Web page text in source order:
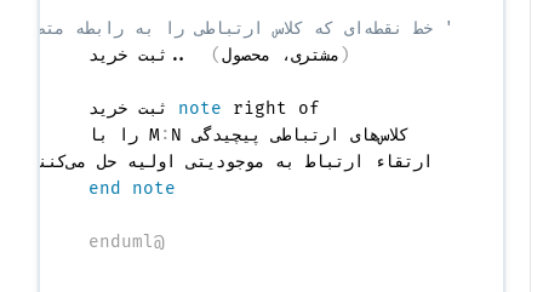
' خط نقطه‌ای که کلاس ارتباطی را به رابطه متصل می‌کند
مشتری، محصول) .. ثبت خرید
note
right of ثبت خرید
  کلاس‌های ارتباطی پیچیدگی M
:
N را با
  ارتقاء ارتباط به موجودیتی اولیه حل می‌کنند.
end note